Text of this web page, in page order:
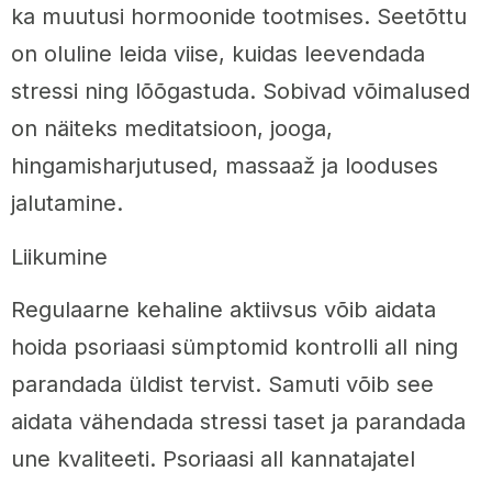
ka muutusi hormoonide tootmises. Seetõttu
on oluline leida viise, kuidas leevendada
stressi ning lõõgastuda. Sobivad võimalused
on näiteks meditatsioon, jooga,
hingamisharjutused, massaaž ja looduses
jalutamine.
Liikumine
Regulaarne kehaline aktiivsus võib aidata
hoida psoriaasi sümptomid kontrolli all ning
parandada üldist tervist. Samuti võib see
aidata vähendada stressi taset ja parandada
une kvaliteeti. Psoriaasi all kannatajatel